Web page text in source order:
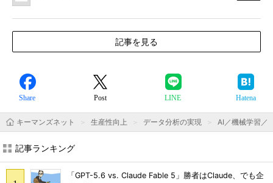
記事を見る
Share Post LINE Hatena
キーマンズネット 生産性向上 データ分析の実現 AI／機械学習／
記事ランキング
「GPT-5.6 vs. Claude Fable 5」勝者はClaude、でも企